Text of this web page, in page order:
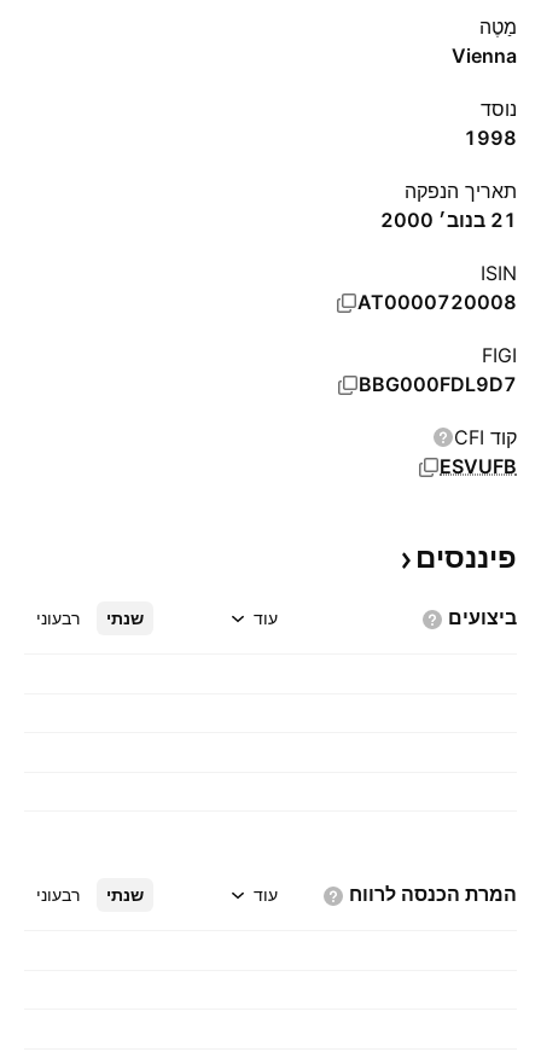
מַטֶה
Vienna
נוסד
1998
תאריך הנפקה
21 בנוב׳ 2000
ISIN
AT0000720008
FIGI
BBG000FDL9D7
קוד CFI
ESVUFB
פיננסים
ביצועים שנתי רבעוני עוד
המרת הכנסה לרווח שנתי רבעוני עוד